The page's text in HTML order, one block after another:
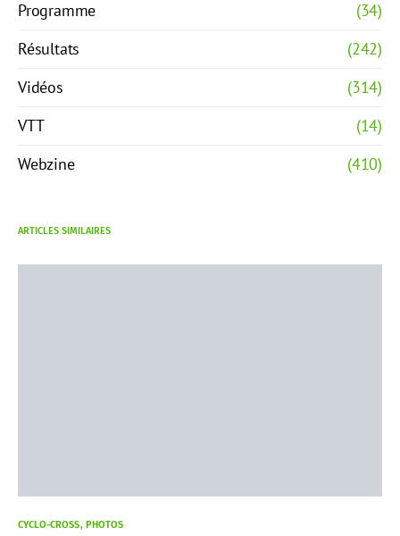
Programme
(34)
Résultats
(242)
Vidéos
(314)
VTT
(14)
Webzine
(410)
ARTICLES SIMILAIRES
CYCLO-CROSS PHOTOS